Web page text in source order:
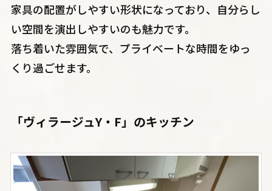
家具の配置がしやすい形状になっており、自分らし
い空間を演出しやすいのも魅力です。
落ち着いた雰囲気で、プライベートな時間をゆっ
くり過ごせます。
「ヴィラージュY・F」のキッチン